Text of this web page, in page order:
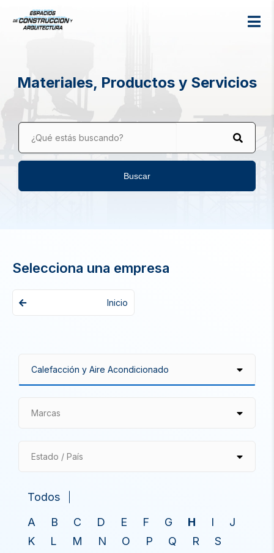
Materiales, Productos y Servicios
¿Qué estás buscando?
Buscar
Selecciona una empresa
Inicio
Marcas
Estado / País
Todos
A
B C D E F G H I
J
K
L M N O P Q R
S